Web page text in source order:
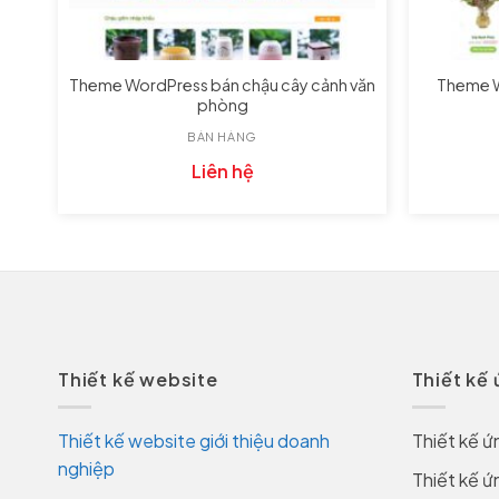
BÁN HÀNG
Theme WordPress bán chậu cây cảnh văn
phòng
Liên hệ
Theme
Thiết kế website
Thiết kế website giới thiệu doanh
nghiệp
Thiết kế
Thiết kế
Thiết kế